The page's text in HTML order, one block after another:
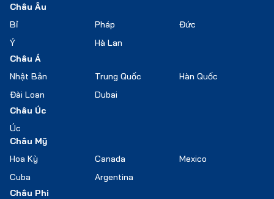
Châu Âu
Bỉ
Pháp
Đức
Ý
Hà Lan
Châu Á
Nhật Bản
Trung Quốc
Hàn Quốc
Đài Loan
Dubai
Châu Úc
Úc
Châu Mỹ
Hoa Kỳ
Canada
Mexico
Cuba
Argentina
Châu Phi